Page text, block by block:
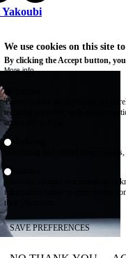
We use cookies on this site
By clicking the Accept button,
More info
These cookies are necessary for
technical necessity, only an
access the website.
Marketing
advertising and remarketing cookies,
Statistics
These are cookies that enable us to
information solely to improve the
their placement.
SAVE PREFERENCES